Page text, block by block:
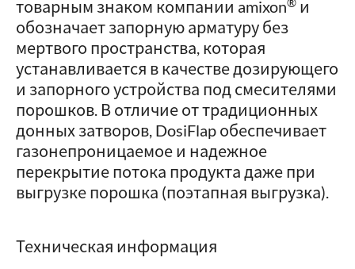
товарным знаком компании amixon
и
обозначает запорную арматуру без
мертвого пространства, которая
устанавливается в качестве дозирующего
и запорного устройства под смесителями
порошков. В отличие от традиционных
донных затворов, DosiFlap обеспечивает
газонепроницаемое и надежное
перекрытие потока продукта даже при
выгрузке порошка (поэтапная выгрузка).
Техническая информация